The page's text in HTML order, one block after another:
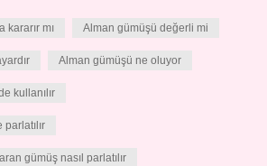
kararır mı Alman gümüşü değerli mi
Alman gümüşü ne oluyor
kullanılır
gümüş nasıl parlatılır